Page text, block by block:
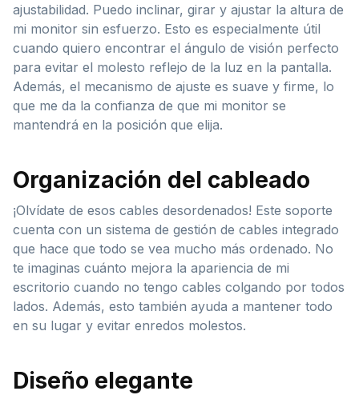
ajustabilidad. Puedo inclinar, girar y ajustar la altura de
mi monitor sin esfuerzo. Esto es especialmente útil
cuando quiero encontrar el ángulo de visión perfecto
para evitar el molesto reflejo de la luz en la pantalla.
Además, el mecanismo de ajuste es suave y firme, lo
que me da la confianza de que mi monitor se
mantendrá en la posición que elija.
Organización del cableado
¡Olvídate de esos cables desordenados! Este soporte
cuenta con un sistema de gestión de cables integrado
que hace que todo se vea mucho más ordenado. No
te imaginas cuánto mejora la apariencia de mi
escritorio cuando no tengo cables colgando por todos
lados. Además, esto también ayuda a mantener todo
en su lugar y evitar enredos molestos.
Diseño elegante